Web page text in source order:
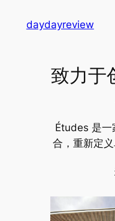
daydayreview
致力于
Études 是一
合，重新定义